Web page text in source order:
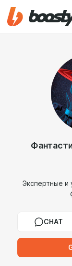
Экспертные и
CHAT